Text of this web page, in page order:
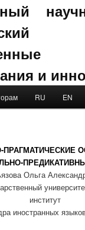
и
content RU EN
ПРАГМАТИЧЕСКИЕ
Ольга
институт
иностранных